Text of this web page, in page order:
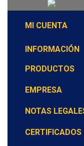
MI CUENTA
INFORMACIÓN
PRODUCTOS
EMPRESA
NOTAS
CERTIFICADOS